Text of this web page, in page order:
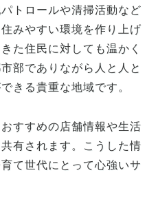
トロールや清掃活動など
みやすい環境を作り上げ
た住民に対しても温かく
部でありながら人と人と
きる貴重な地域です。
すすめの店舗情報や生活
有されます。こうした情
て世代にとって心強いサ